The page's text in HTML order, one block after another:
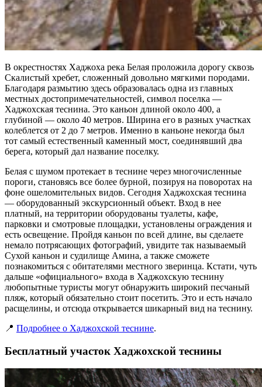
В окрестностях Хаджоха река Белая проложила дорогу сквозь
Скалистый хребет, сложенный довольно мягкими породами.
Благодаря размытию здесь образовалась одна из главных
местных достопримечательностей, символ поселка —
Хаджохская теснина. Это каньон длиной около 400, а
глубиной — около 40 метров. Ширина его в разных участках
колеблется от 2 до 7 метров. Именно в каньоне некогда был
тот самый естественный каменный мост, соединявший два
берега, который дал название поселку.
Белая с шумом протекает в теснине через многочисленные
пороги, становясь все более бурной, позируя на поворотах на
фоне ошеломительных видов. Сегодня Хаджохская теснина
— оборудованный экскурсионный объект. Вход в нее
платный, на территории оборудованы туалеты, кафе,
парковки и смотровые площадки, установлены ограждения и
есть освещение. Пройдя каньон по всей длине, вы сделаете
немало потрясающих фотографий, увидите так называемый
Сухой каньон и судилище Амина, а также сможете
познакомиться с обитателями местного зверинца. Кстати, чуть
дальше «официального» входа в Хаджохскую теснину
любопытные туристы могут обнаружить широкий песчаный
пляж, который обязательно стоит посетить. Это и есть начало
расщелины, и отсюда открывается шикарный вид на теснину.
📍 Подробнее о Хаджохской теснине.
Бесплатный участок Хаджохской теснины